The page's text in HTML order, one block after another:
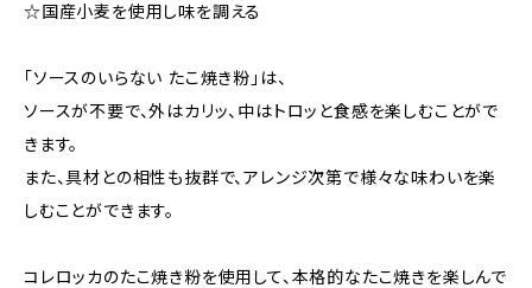
☆国産小麦を使用し味を調える
「ソースのいらない たこ焼き粉」は、
ソースが不要で、外はカリッ、中はトロッと食感を楽しむことがで
きます。
また、具材との相性も抜群で、アレンジ次第で様々な味わいを楽
しむことができます。
コレロッカのたこ焼き粉を使用して、本格的なたこ焼きを楽しんで